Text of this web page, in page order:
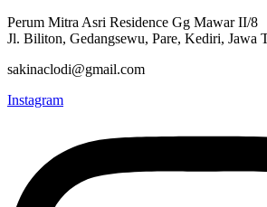
Perum Mitra Asri Residence Gg Mawar II/8
Jl. Biliton, Gedangsewu, Pare, Kediri, Jawa
sakinaclodi@gmail.com
Instagram